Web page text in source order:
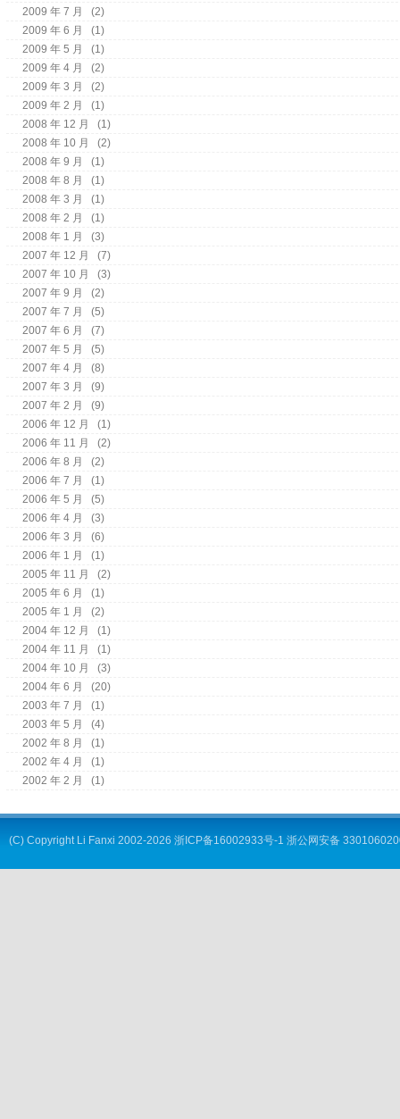
2009 年 7 月
(2)
2009 年 6 月
(1)
2009 年 5 月
(1)
2009 年 4 月
(2)
2009 年 3 月
(2)
2009 年 2 月
(1)
2008 年 12 月
(1)
2008 年 10 月
(2)
2008 年 9 月
(1)
2008 年 8 月
(1)
2008 年 3 月
(1)
2008 年 2 月
(1)
2008 年 1 月
(3)
2007 年 12 月
(7)
2007 年 10 月
(3)
2007 年 9 月
(2)
2007 年 7 月
(5)
2007 年 6 月
(7)
2007 年 5 月
(5)
2007 年 4 月
(8)
2007 年 3 月
(9)
2007 年 2 月
(9)
2006 年 12 月
(1)
2006 年 11 月
(2)
2006 年 8 月
(2)
2006 年 7 月
(1)
2006 年 5 月
(5)
2006 年 4 月
(3)
2006 年 3 月
(6)
2006 年 1 月
(1)
2005 年 11 月
(2)
2005 年 6 月
(1)
2005 年 1 月
(2)
2004 年 12 月
(1)
2004 年 11 月
(1)
2004 年 10 月
(3)
2004 年 6 月
(20)
2003 年 7 月
(1)
2003 年 5 月
(4)
2002 年 8 月
(1)
2002 年 4 月
(1)
2002 年 2 月
(1)
(C) Copyright Li Fanxi 2002-2026 浙ICP备16002933号-1 浙公网安备